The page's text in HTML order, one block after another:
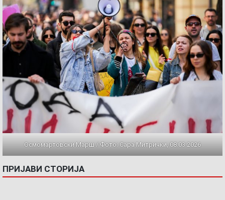
Осмомартовски Марш / Фото: Сара Митрички, 08.03.2026
ПРИЈАВИ СТОРИЈА